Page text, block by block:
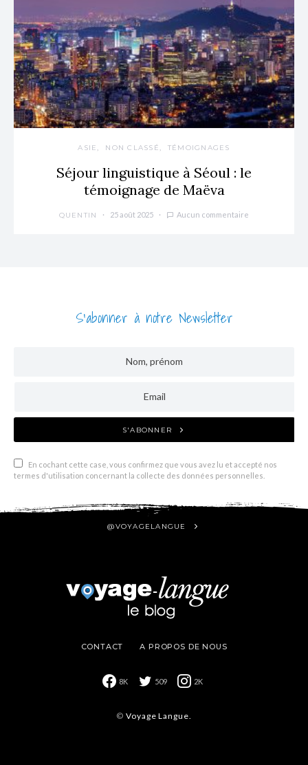
ASIE NON CLASSÉ TÉMOIGNAGES
Séjour linguistique à Séoul : le
témoignage de Maëva
QUENTIN 25 août 2025 Aucun commentaire
S'abonner à notre Newsletter
S'ABONNER
En cochant cette case, vous confirmez que vous avez lu et accepté nos
termes d'utilisation concernant la collecte des données personnelles.
@VOYAGELANGUE
CONTACT A PROPOS DE NOUS
8K 509 2K
©Voyage Langue.